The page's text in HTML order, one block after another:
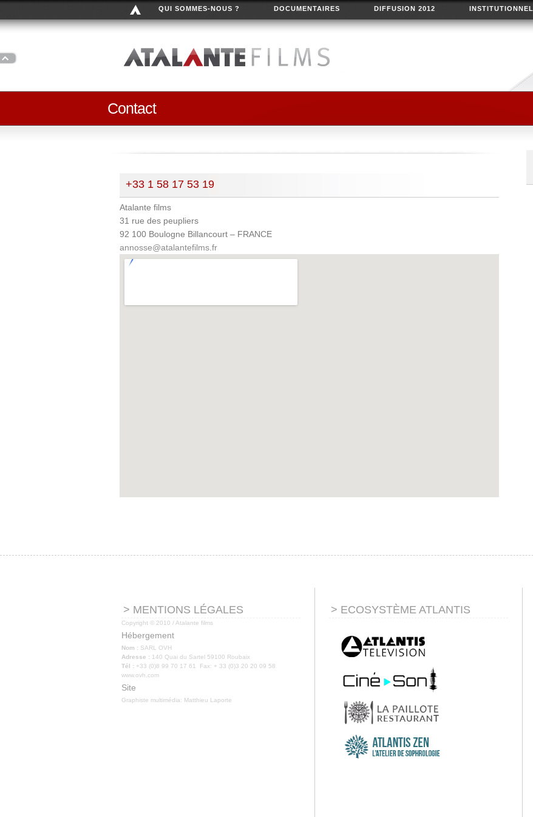
QUI SOMMES-NOUS ? DOCUMENTAIRES DIFFUSION 2012 INSTITUTIONNEL
Contact
+33 1 58 17 53 19
Atalante films
31 rue des peupliers
92 100 Boulogne Billancourt – FRANCE
annosse@atalantefilms.fr
> MENTIONS LÉGALES
Copyright © 2010 / Atalante films
Hébergement
Nom : SARL OVH
Adresse : 140 Quai du Sartel 59100 Roubaix
Tél : +33 (0)8 99 70 17 61 Fax: + 33 (0)3 20 20 09 58
www.ovh.com
Site
Graphiste multimédia: Matthieu Laporte
> ECOSYSTÈME ATLANTIS